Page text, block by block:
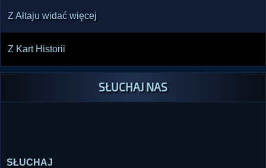
Z Ałtaju widać więcej
Z Kart Historii
SŁUCHAJ NAS
SŁUCHAJ